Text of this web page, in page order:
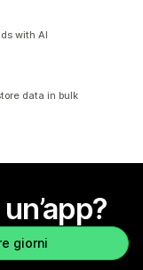
with AI
data in bulk
giorni